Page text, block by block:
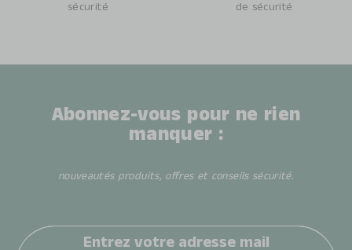
sécurité
de sécurité
Abonnez-vous pour ne rien
manquer :
nouveautés produits, offres et conseils sécurité.